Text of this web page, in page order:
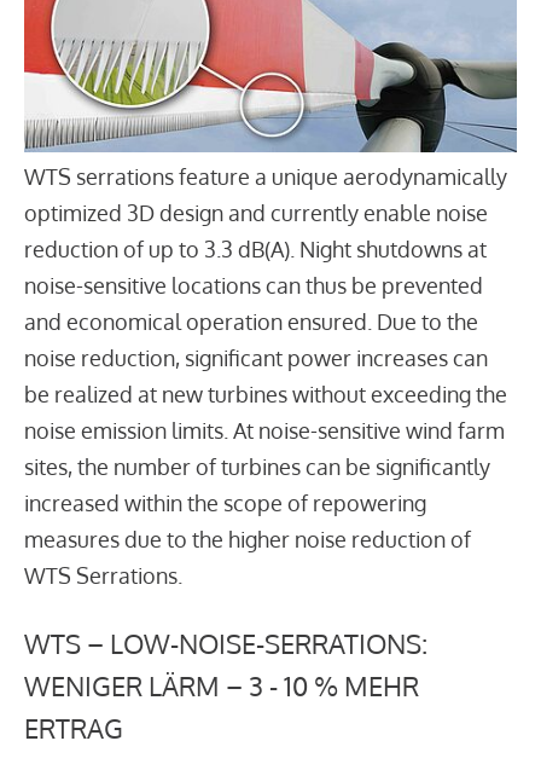
WTS serrations feature a unique aerodynamically
optimized 3D design and currently enable noise
reduction of up to 3.3 dB(A). Night shutdowns at
noise-sensitive locations can thus be prevented
and economical operation ensured. Due to the
noise reduction, significant power increases can
be realized at new turbines without exceeding the
noise emission limits. At noise-sensitive wind farm
sites, the number of turbines can be significantly
increased within the scope of repowering
measures due to the higher noise reduction of
WTS Serrations.
WTS – LOW-NOISE-SERRATIONS:
WENIGER LÄRM – 3 - 10 % MEHR
ERTRAG